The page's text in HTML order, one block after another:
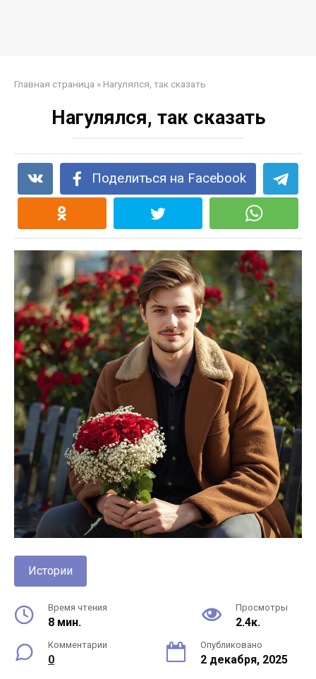
Главная страница » Нагулялся, так сказать
Нагулялся, так сказать
Поделиться на Facebook
Истории
Время чтения
8 мин.
Просмотры
2.4к.
Комментарии
0
Опубликовано
2 декабря, 2025